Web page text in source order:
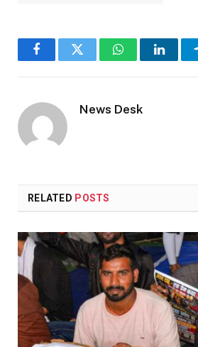
FacebookTwitter WhatsApp
News Desk
RELATED POSTS